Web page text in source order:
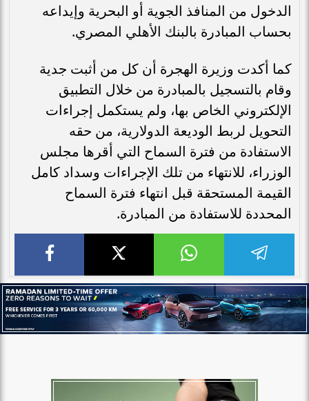
الدخول من المنافذ الجوية أو البحرية وإيداعه
بحساب المبادرة بالبنك الأهلي المصري.
كما أكدت وزيرة الهجرة أن كل من أثبت جدية
وقام بالتسجيل بالمبادرة من خلال التطبيق
الإلكتروني الخاص بها، ولم يستكمل إجراءات
التحويل لربط الوديعة الدولارية، من حقه
الاستفادة من فترة السماح التي أقرها مجلس
الوزراء، للانتهاء من تلك الإجراءات وسداد كامل
القيمة المستحقة قبل انتهاء فترة السماح
المحددة للاستفادة من المبادرة.